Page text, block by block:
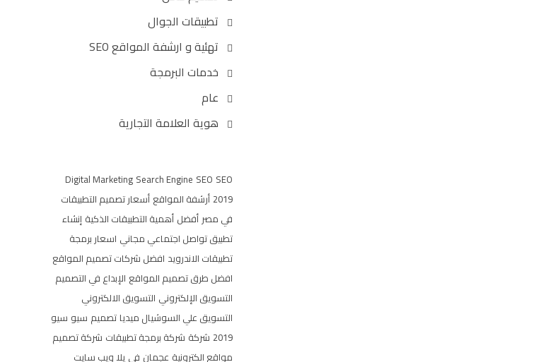
تطبيقات الجوال
تهئية و ارشفة المواقع SEO
خدمات البرمجة
عام
هوية العلامة التجارية
Digital Marketing Search Engine SEO SEO
2019 أرشفة المواقع أسعار تصميم التطبيقات
في مصر أفضل أهمية التطبيقات الذكية إنشاء
تطبيق تواصل اجتماعي مجاني اسعار برمجة
تطبيقات الاندرويد افضل شركات تصميم المواقع
افضل طرق تصميم المواقع الإبداع في التصميم
التسويق الإلكتروني التسويق الالكتروني
التسويق علي السوشيال ميديا تصميم سيو سيو
2019 شركة شركة برمجة تطبيقات شركة تصميم
مواقع الكترونية عجمان في يلا ويب سايت